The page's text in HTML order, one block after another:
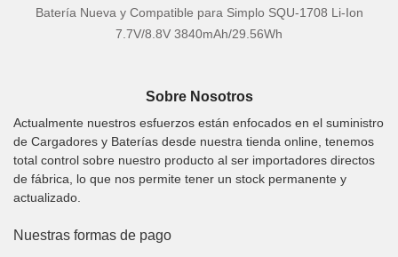
Batería Nueva y Compatible para Simplo SQU-1708 Li-Ion
7.7V/8.8V 3840mAh/29.56Wh
Sobre Nosotros
Actualmente nuestros esfuerzos están enfocados en el suministro
de Cargadores y Baterías desde nuestra tienda online, tenemos
total control sobre nuestro producto al ser importadores directos
de fábrica, lo que nos permite tener un stock permanente y
actualizado.
Nuestras formas de pago